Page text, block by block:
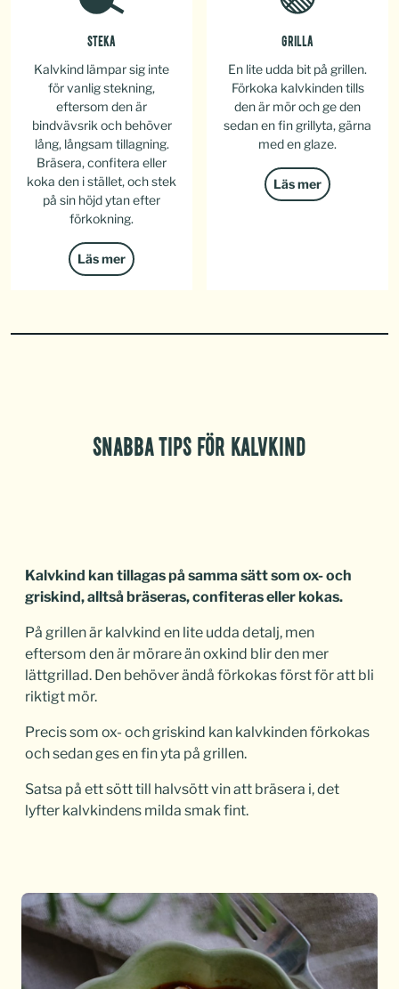
STEKA
Kalvkind lämpar sig inte
för vanlig stekning,
eftersom den är
bindvävsrik och behöver
lång, långsam tillagning.
Bräsera, confitera eller
koka den i stället, och stek
på sin höjd ytan efter
förkokning.
Läs mer
GRILLA
En lite udda bit på grillen.
Förkoka kalvkinden tills
den är mör och ge den
sedan en fin grillyta, gärna
med en glaze.
Läs mer
SNABBA TIPS FÖR KALVKIND
Kalvkind kan tillagas på samma sätt som ox- och
griskind, alltså bräseras, confiteras eller kokas.
På grillen är kalvkind en lite udda detalj, men
eftersom den är mörare än oxkind blir den mer
lättgrillad. Den behöver ändå förkokas först för att bli
riktigt mör.
Precis som ox- och griskind kan kalvkinden förkokas
och sedan ges en fin yta på grillen.
Satsa på ett sött till halvsött vin att bräsera i, det
lyfter kalvkindens milda smak fint.